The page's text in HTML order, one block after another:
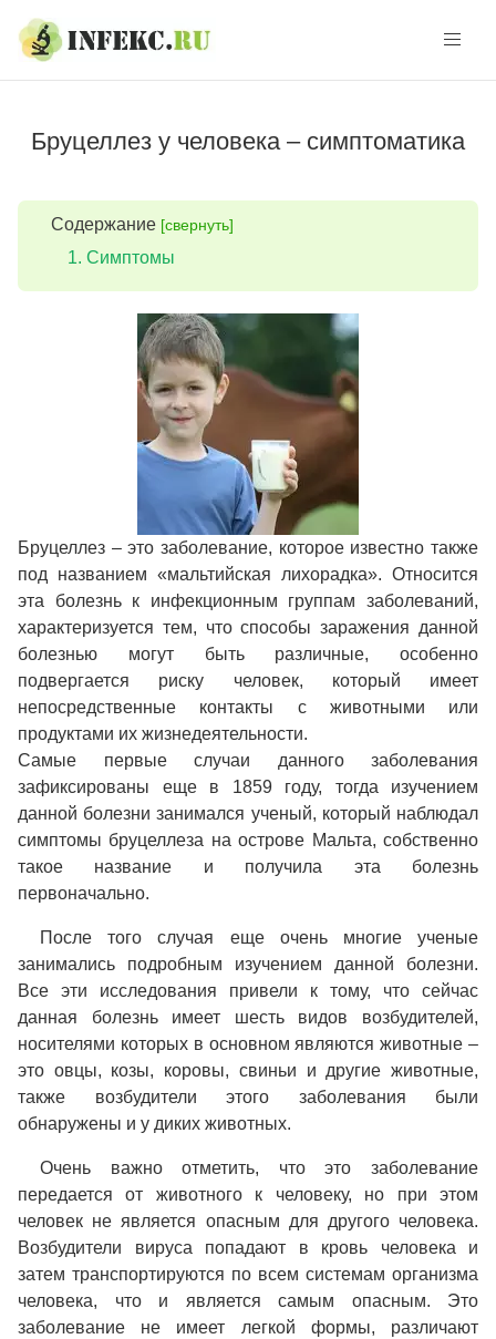
navigation
content
Бруцеллез у человека – симптоматика
Содержание [свернуть]
Симптомы
Бруцеллез – это заболевание, которое известно также
под названием «мальтийская лихорадка». Относится
эта болезнь к инфекционным группам заболеваний,
характеризуется тем, что способы заражения данной
болезнью могут быть различные, особенно
подвергается риску человек, который имеет
непосредственные контакты с животными или
продуктами их жизнедеятельности.
Самые первые случаи данного заболевания
зафиксированы еще в 1859 году, тогда изучением
данной болезни занимался ученый, который наблюдал
симптомы бруцеллеза на острове Мальта, собственно
такое название и получила эта болезнь
первоначально.
После того случая еще очень многие ученые
занимались подробным изучением данной болезни.
Все эти исследования привели к тому, что сейчас
данная болезнь имеет шесть видов возбудителей,
носителями которых в основном являются животные –
это овцы, козы, коровы, свиньи и другие животные,
также возбудители этого заболевания были
обнаружены и у диких животных.
Очень важно отметить, что это заболевание
передается от животного к человеку, но при этом
человек не является опасным для другого человека.
Возбудители вируса попадают в кровь человека и
затем транспортируются по всем системам организма
человека, что и является самым опасным. Это
заболевание не имеет легкой формы, различают